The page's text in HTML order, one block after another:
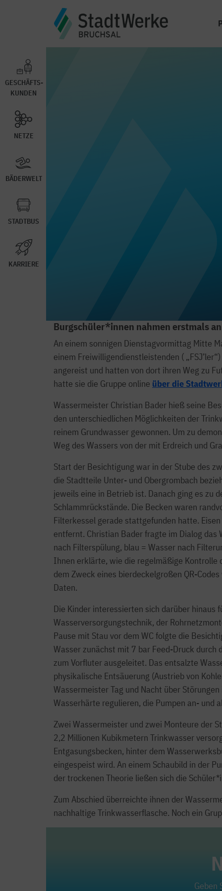
GESCHÄFTS-
KUNDEN
NETZE
BÄDERWELT
STADTBUS
KARRIERE
Burgschüler*innen nahmen erstmals
An einem sonnigen Dienstagvormittag Mitte
einem Freiwilligendienstleistenden (
angereist und hatten von dort ihren Weg zu
hatte sie die Gruppe online über die
Wassermeister Christian Bader hieß seine
den unterschiedlichen Möglichkeiten der
reinem Grundwasser gewonnen. Um zu
Weg des Wassers von der mit Erdreich und
Start der Besichtigung war in der Stube des
die Stadtteile Unter- und Obergrombach
jeweils eine in Betrieb ist. Danach ging es zu
Schlammrückstände. Die Becken waren
Filterkessel gerade stattgefunden hatte.
entfernt. Christian Bader fragte im Dialog das
nach Filterspülung, blau = Wasser nach
Ihnen erklärte, wie die regelmäßige Kontrolle
dem Zweck eines bierdeckelgroßen QR-
Daten.
Die Kinder interessierten sich darüber hinaus
Wasserversorgungstechnik, der
Pause mit Stau vor dem WC folgte die
Wasser zunächst mit 7 bar Feed-Druck durch
zum Vorfluter ausgeleitet. Das entsalzte
physikalische Entsäuerung (Austrieb von
Wassermeister Tag und Nacht über
Wasserhärte regulieren, die Pumpen an- und
Zwei Wassermeister und zwei Monteure der
2,2 Millionen Kubikmetern Trinkwasser
Entgasungsbecken, hinter dem
eingespeist wird. An einem Schaubild in der
der trockenen Theorie ließen sich die
Zum Abschied überreichte ihnen der
nachhaltige Trinkwasserflasche. Noch ein
Geben